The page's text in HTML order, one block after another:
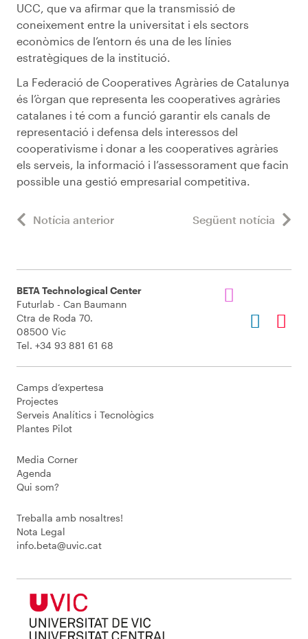
UCC, que va afirmar que la transmissió de
coneixement entre la universitat i els sectors
econòmics de l’entorn és una de les línies
estratègiques de la institució.
La Federació de Cooperatives Agràries de Catalunya
és l’òrgan que representa les cooperatives agràries
catalanes i té com a funció garantir els canals de
representació i defensa dels interessos del
cooperativisme i donar a les cooperatives agràries
els serveis, la informació i l’assessorament que facin
possible una gestió empresarial competitiva.
Notícia anterior Següent notícia
BETA Technological Center
Futurlab - Can Baumann
Ctra de Roda 70.
08500 Vic
Tel. +34 93 881 61 68
Camps d’expertesa
Projectes
Serveis Analítics i Tecnològics
Plantes Pilot
Media Corner
Agenda
Qui som?
Treballa amb nosaltres!
Nota Legal
info.beta@uvic.cat